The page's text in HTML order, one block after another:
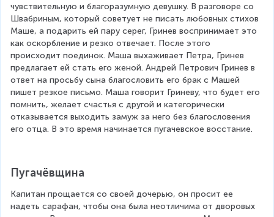
чувствительную и благоразумную девушку. В разговоре со
Швабриным, который советует не писать любовных стихов
Маше, а подарить ей пару серег, Гринев воспринимает это
как оскорбление и резко отвечает. После этого
происходит поединок. Маша выхаживает Петра, Гринев
предлагает ей стать его женой. Андрей Петрович Гринев в
ответ на просьбу сына благословить его брак с Машей
пишет резкое письмо. Маша говорит Гриневу, что будет его
помнить, желает счастья с другой и категорически
отказывается выходить замуж за него без благословения
его отца. В это время начинается пугачевское восстание.
Пугачёвщина
Капитан прощается со своей дочерью, он просит ее
надеть сарафан, чтобы она была неотличима от дворовых